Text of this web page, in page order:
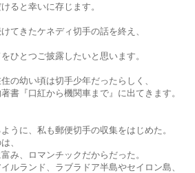
ると幸いに存じます。
てきたケネディ切手の話を終え、
ひとつご披露したいと思います。
の幼い頃は切手少年だったらしく、
書『口紅から機関車まで』に出てきます。
うに、私も郵便切手の収集をはじめた。
、
み、ロマンチックだからだった。
ルランド、ラブラドア半島やセイロン島、